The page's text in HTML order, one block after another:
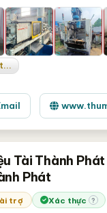
Tài Thành
Phát
trợ Xác thực ?